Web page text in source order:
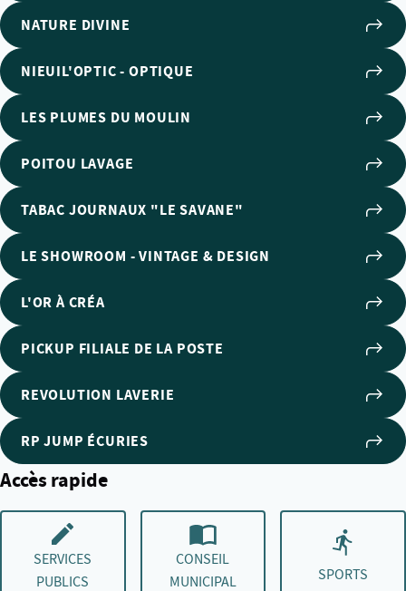
NATURE DIVINE
NIEUIL'OPTIC - OPTIQUE
LES PLUMES DU MOULIN
POITOU LAVAGE
TABAC JOURNAUX "LE SAVANE"
LE SHOWROOM - VINTAGE & DESIGN
L'OR À CRÉA
PICKUP FILIALE DE LA POSTE
REVOLUTION LAVERIE
RP JUMP ÉCURIES
Accès rapide
SERVICES
PUBLICS
CONSEIL
MUNICIPAL
SPORTS